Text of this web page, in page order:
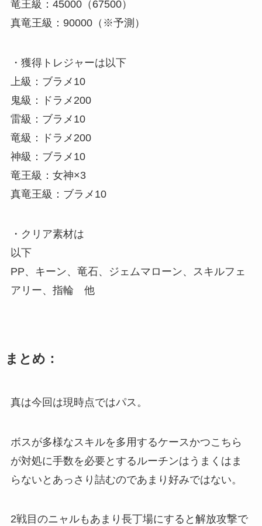
竜王級：45000（67500）
真竜王級：90000（※予測）
・獲得トレジャーは以下
上級：ブラメ10
鬼級：ドラメ200
雷級：ブラメ10
竜級：ドラメ200
神級：ブラメ10
竜王級：女神×3
真竜王級：ブラメ10
・クリア素材は
以下
PP、キーン、竜石、ジェムマローン、スキルフェ
アリー、指輪 他
まとめ：
真は今回は現時点ではパス。
ボスが多様なスキルを多用するケースかつこちら
が対処に手数を必要とするルーチンはうまくはま
らないとあっさり詰むのであまり好みではない。
2戦目のニャルもあまり長丁場にすると解放攻撃で